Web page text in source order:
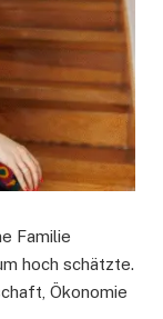
Familie
hoch schätzte.
Ökonomie